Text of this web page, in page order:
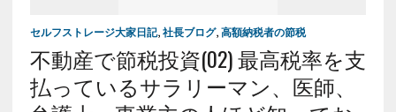
セルフストレージ大家日記, 社長ブログ, 高額納税者の節税
不動産で節税投資(02) 最高税率を支
払っているサラリーマン、医師、